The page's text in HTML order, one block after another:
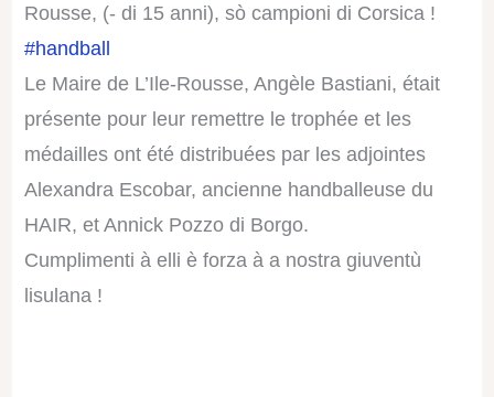
Rousse, (- di 15 anni), sò campioni di Corsica !
#handball
Le Maire de L’Ile-Rousse, Angèle Bastiani, était
présente pour leur remettre le trophée et les
médailles ont été distribuées par les adjointes
Alexandra Escobar, ancienne handballeuse du
HAIR, et Annick Pozzo di Borgo.
Cumplimenti à elli è forza à a nostra giuventù
lisulana !